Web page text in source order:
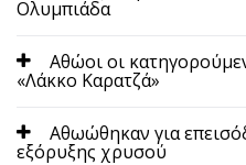
Ολυμπιάδα
Αθώοι οι
«Λάκκο Καρατζά»
Αθωώθηκαν για
εξόρυξης χρυσού